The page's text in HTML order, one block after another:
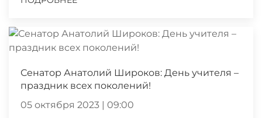
Сенатор Анатолий Широков: День учителя –
праздник всех поколений!
05 октября 2023 | 09:00